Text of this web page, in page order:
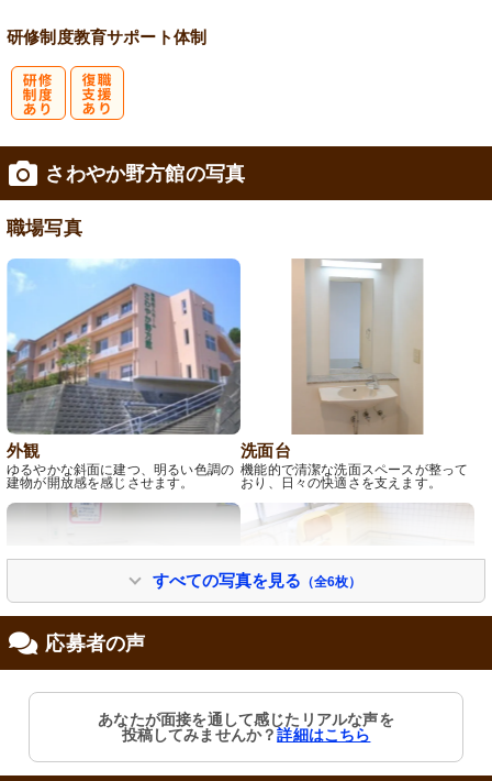
研修制度教育サポート体制
さわやか野方館の写真
職場写真
外観
ゆるやかな斜面に建つ、明るい色調の
建物が開放感を感じさせます。
洗面台
機能的で清潔な洗面スペースが整って
おり、日々の快適さを支えます。
トイレ
安全に配慮した介助バー付きの清潔な
トイレです。利用者の自立支援に努め
浴場
清潔感のある浴室に特殊な椅子が備え
付けられており、安全に配慮された設
計です。
すべての写真を見る （全6枚）
応募者の声
あなたが面接を通して感じたリアルな声を
投稿してみませんか？詳細はこちら